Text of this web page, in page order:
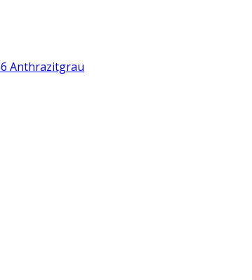
Anthrazitgrau